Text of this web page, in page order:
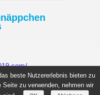
beste Nutzererlebnis bieten zu
zu verwenden, nehmen wir